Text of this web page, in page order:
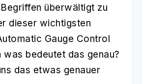
überwältigt zu
dieser wichtigsten
Gauge Control
was bedeutet das genau?
das etwas genauer